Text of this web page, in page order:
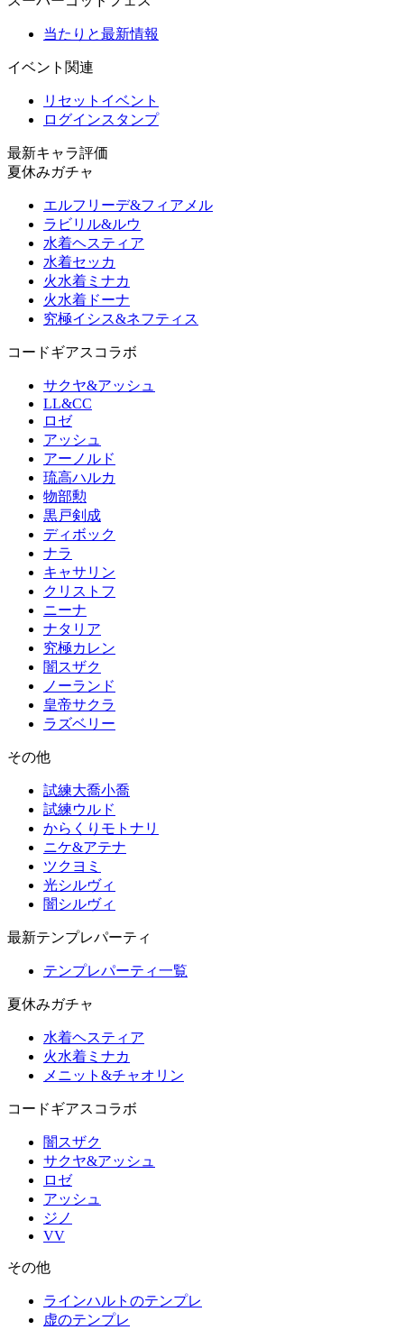
当たりと最新情報
イベント関連
リセットイベント
ログインスタンプ
最新キャラ評価
夏休みガチャ
エルフリーデ&フィアメル
ラビリル&ルウ
水着ヘスティア
水着セッカ
火水着ミナカ
火水着ドーナ
究極イシス&ネフティス
コードギアスコラボ
サクヤ&アッシュ
LL&CC
ロゼ
アッシュ
アーノルド
琉高ハルカ
物部勲
黒戸剣成
ディボック
ナラ
キャサリン
クリストフ
ニーナ
ナタリア
究極カレン
闇スザク
ノーランド
皇帝サクラ
ラズベリー
その他
試練大喬小喬
試練ウルド
からくりモトナリ
ニケ&アテナ
ツクヨミ
光シルヴィ
闇シルヴィ
最新テンプレパーティ
テンプレパーティ一覧
夏休みガチャ
水着ヘスティア
火水着ミナカ
メニット&チャオリン
コードギアスコラボ
闇スザク
サクヤ&アッシュ
ロゼ
アッシュ
ジノ
VV
その他
ラインハルトのテンプレ
虚のテンプレ